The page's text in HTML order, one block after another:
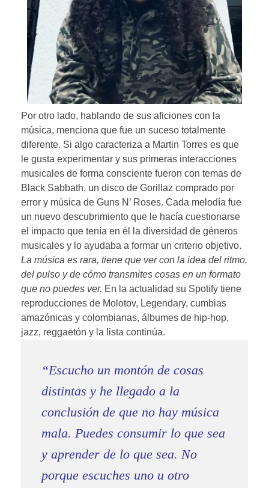
Por otro lado, hablando de sus aficiones con la
música, menciona que fue un suceso totalmente
diferente. Si algo caracteriza a Martin Torres es que
le gusta experimentar y sus primeras interacciones
musicales de forma consciente fueron con temas de
Black Sabbath, un disco de Gorillaz comprado por
error y música de Guns N’ Roses. Cada melodía fue
un nuevo descubrimiento que le hacía cuestionarse
el impacto que tenía en él la diversidad de géneros
musicales y lo ayudaba a formar un criterio objetivo.
La música es rara, tiene que ver con la idea del ritmo,
del pulso y de cómo transmites cosas en un formato
que no puedes ver. En la actualidad su Spotify tiene
reproducciones de Molotov, Legendary, cumbias
amazónicas y colombianas, álbumes de hip-hop,
jazz, reggaetón y la lista continúa.
“Escucho un montón de cosas
distintas y he llegado a la
conclusión de que no hay música
mala. Puedes consumir lo que sea
y aprender de lo que sea. No
porque escuches uno u otro